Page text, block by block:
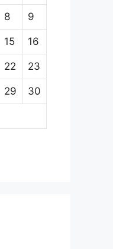
8 9
15 16
22 23
29 30